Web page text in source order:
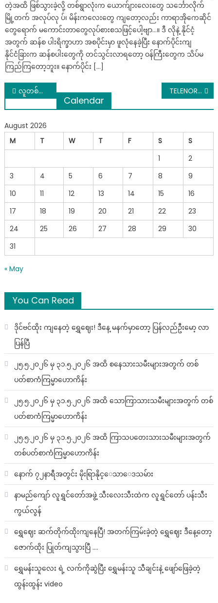
တဲ့အထိ ဖြစ်သွားခဲ့လို့ တစ်ရွာလုံးက ယောက်ျားလေးတွေ သင်္ဘောလိုက်
မြို့တက် အလုပ်လု ပ်၊ မိန်းကလေးတွေ ကျတော့လည်း ကာရာအိုကေဆိုင်
တွေရောက် မကောင်းတာတွေလုပ်စားစသဖြင့်ပေါ့ဗျာ…။ ဒီ လိုနဲ့ နိုင်ငံ့
အတွက် ဆန်စ ပါးရိက္ခာဟာ အစပိုင်းမှာ ဖူလုံနေခဲ့ပြီး နောက်ပိုင်းကျ
နိုင်ငံခြားက ဆန်စပါးတွေကို တင်သွင်းလာရတော့ ဝန်ကြီးတွေက သိပ်မ
ကြည်ကြတော့ဘူး။ နောက်ပိုင်း […]
Post
navigation
လူတစ်ယောက်ကိုတကယ်ချစ်တဲ့အခါ ဖြစ်ပေါ်လာတဲ့ ခံစားချက်(၁၃)ချက် TELENOR SIM ဖြင့် မြန်မာနက် ကွန်ရက်နေရာတိုင်းမှာ အင်တာနက် အသုံးပြု နည်း
Calendar
August 2026
M
T W T F S
S
1
2
3
4 5 6 7 8
9
10
11 12 13 14 15
16
17
18 19 20 21 22
23
24
25 26 27 28 29
30
31
« May
You Can Read
ဒိုင်ဗင်ထိုး ကျနေတဲ့ ရွှေဈေး! ဒီနေ့ မနက်မှာတော့ ပြန်လည်ဦးမော့ လာ
ပြန်ပြီ
၂၅.၅.၂၀၂၆ မှ ၃၁.၅.၂၀၂၆ အထိ စနေသားသမီးများအတွက် တစ်
ပတ်စာကံကြမ္မာဟောကိန်း
၂၅.၅.၂၀၂၆ မှ ၃၁.၅.၂၀၂၆ အထိ သောကြာသားသမီးများအတွက် တစ်
ပတ်စာကံကြမ္မာဟောကိန်း
၂၅.၅.၂၀၂၆ မှ ၃၁.၅.၂၀၂၆ အထိ ကြာသပတေးသားသမီးများအတွက်
တစ်ပတ်စာကံကြမ္မာဟောကိန်း
နောက် ၇၂နာရီအတွင်း မိုးရြာနိုင္ေသာေဒသမ်ား
နာမည်ကျော် လူရွှင်တော်အဖွဲ့ သီးလေးသီးထဲက လူရွှင်တော် ပန်းသီး
ကွယ်လွန်
ရွှေဈေး ဆက်တိုက်ထိုးကျနေပြီ! အတက်ကြမ်းခဲ့တဲ့ ရွှေဈေး ဒီနေ့တော့
ဇောက်ထိုး ပြုတ်ကျသွားပြီ ….
ရွှေမန်းသူလေး ရဲ့ လက်ကိုဆွဲပြီး ရွှေမန်းသူ သီချင်းနဲ့ ဖျော်ဖြေခဲ့တဲ့
ထွန်းထွန်း video